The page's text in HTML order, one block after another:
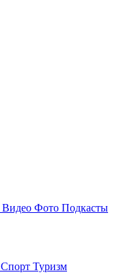
Видео Фото Подкасты
Спорт Туризм